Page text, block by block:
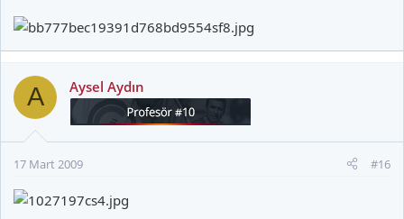
A Aysel Aydın
17 Mart 2009 #16